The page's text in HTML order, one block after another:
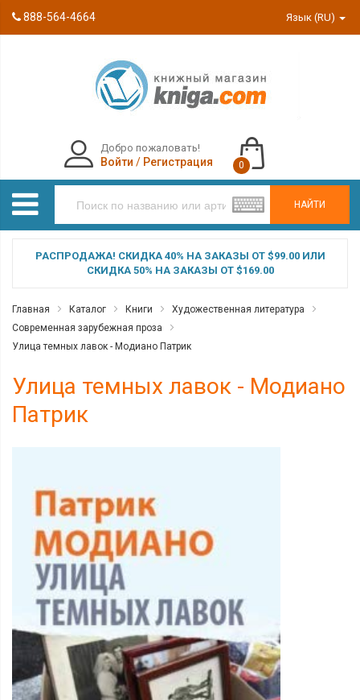
888-564-4664 Язык (RU)
НАЙТИ
Добро пожаловать!
Войти / Регистрация 0
РАСПРОДАЖА! СКИДКА 40% НА ЗАКАЗЫ ОТ $99.00 ИЛИ
СКИДКА 50% НА ЗАКАЗЫ ОТ $169.00
Главная Каталог Книги
Художественная литература
Современная зарубежная проза
Улица темных лавок - Модиано Патрик
Улица темных лавок - Модиано
Патрик